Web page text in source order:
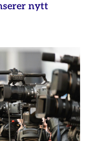
nytt